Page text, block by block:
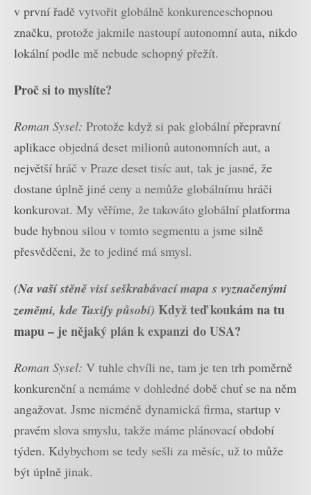
v první řadě vytvořit globálně konkurenceschopnou
značku, protože jakmile nastoupí autonomní auta, nikdo
lokální podle mě nebude schopný přežít.
Proč si to myslíte?
Roman Sysel: Protože když si pak globální přepravní
aplikace objedná deset milionů autonomních aut, a
největší hráč v Praze deset tisíc aut, tak je jasné, že
dostane úplně jiné ceny a nemůže globálnímu hráči
konkurovat. My věříme, že takováto globální platforma
bude hybnou silou v tomto segmentu a jsme silně
přesvědčeni, že to jediné má smysl.
(Na vaší stěně visí seškrabávací mapa s vyznačenými
zeměmi, kde Taxify působí) Když teď koukám na tu
mapu – je nějaký plán k expanzi do USA?
Roman Sysel: V tuhle chvíli ne, tam je ten trh poměrně
konkurenční a nemáme v dohledné době chuť se na něm
angažovat. Jsme nicméně dynamická firma, startup v
pravém slova smyslu, takže máme plánovací období
týden. Kdybychom se tedy sešli za měsíc, už to může
být úplně jinak.